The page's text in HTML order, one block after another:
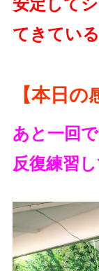
てきてい
【本日の
あと一回
反復練習